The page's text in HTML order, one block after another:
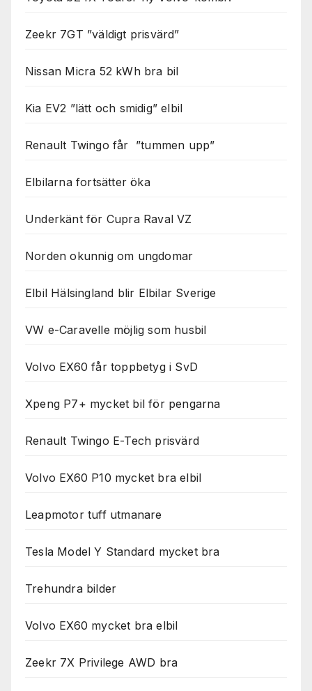
Zeekr 7GT ”väldigt prisvärd”
Nissan Micra 52 kWh bra bil
Kia EV2 ”lätt och smidig” elbil
Renault Twingo får ”tummen upp”
Elbilarna fortsätter öka
Underkänt för Cupra Raval VZ
Norden okunnig om ungdomar
Elbil Hälsingland blir Elbilar Sverige
VW e-Caravelle möjlig som husbil
Volvo EX60 får toppbetyg i SvD
Xpeng P7+ mycket bil för pengarna
Renault Twingo E-Tech prisvärd
Volvo EX60 P10 mycket bra elbil
Leapmotor tuff utmanare
Tesla Model Y Standard mycket bra
Trehundra bilder
Volvo EX60 mycket bra elbil
Zeekr 7X Privilege AWD bra
Nödvändiga
går inte att
taget ska
hemsidans
uppbyggnad,
hur
Marknadsföring
intressen och ditt
surfar ökar du
anpassat innehåll